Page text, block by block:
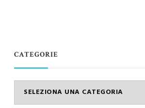
CATEGORIE
Categorie